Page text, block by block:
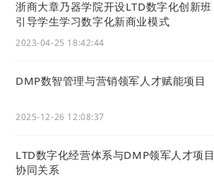
浙商大章乃器学院开设LTD数字化创新班
引导学生学习数字化新商业模式
2023-04-25 18:42:44
DMP数智管理与营销领军人才赋能项目
2025-12-26 12:08:37
LTD数字化经营体系与DMP领军人才项
协同关系